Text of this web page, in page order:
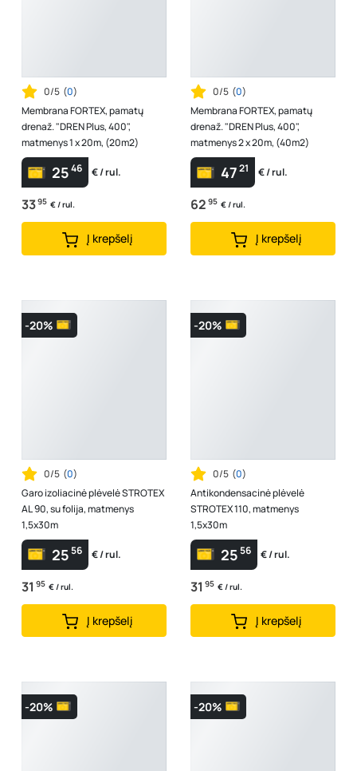
0/5 (0)
Membrana FORTEX, pamatų
drenaž. "DREN Plus, 400",
matmenys 1 x 20m, (20m2)
2546 € / rul.
3395 € / rul.
Į krepšelį
0/5 (0)
Membrana FORTEX, pamatų
drenaž. "DREN Plus, 400",
matmenys 2 x 20m, (40m2)
4721 € / rul.
62 95 € / rul.
Į krepšelį
-20%
0/5 (0)
Garo izoliacinė plėvelė STROTEX
AL 90, su folija, matmenys
1,5x30m
2556 € / rul.
31 95 € / rul.
Į krepšelį
-20%
0/5 (0)
Antikondensacinė plėvelė
STROTEX 110, matmenys
1,5x30m
2556 € / rul.
31 95 € / rul.
Į krepšelį
-20% -20%